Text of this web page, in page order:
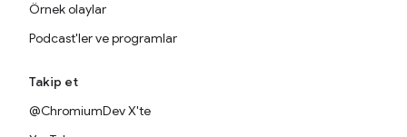
Örnek olaylar
Podcast'ler ve programlar
Takip et
@ChromiumDev X'te